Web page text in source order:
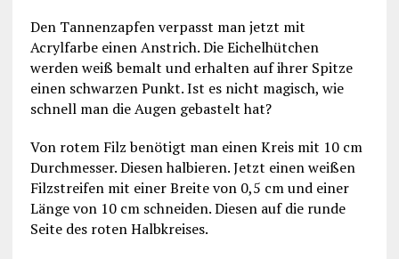
Den Tannenzapfen verpasst man jetzt mit
Acrylfarbe einen Anstrich. Die Eichelhütchen
werden weiß bemalt und erhalten auf ihrer Spitze
einen schwarzen Punkt. Ist es nicht magisch, wie
schnell man die Augen gebastelt hat?
Von rotem Filz benötigt man einen Kreis mit 10 cm
Durchmesser. Diesen halbieren. Jetzt einen weißen
Filzstreifen mit einer Breite von 0,5 cm und einer
Länge von 10 cm schneiden. Diesen auf die runde
Seite des roten Halbkreises.